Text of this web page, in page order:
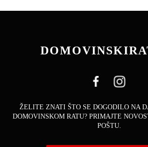
ŽELITE ZNATI ŠTO SE DOGODILO NA
DOMOVINSKOM RATU? PRIMAJTE
POŠTU.